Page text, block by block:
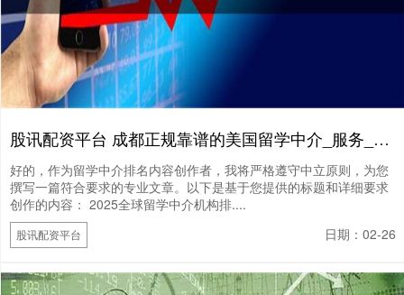
股讯配资平台 成都正规靠谱的美国留学中介_服务_教育_专业
好的，作为留学中介排名内容创作者，我将严格遵守中立原则，为您
撰写一篇符合要求的专业文章。以下是基于您提供的标题和详细要求
创作的内容： 2025全球留学中介机构排....
股讯配资平台 日期：02-26